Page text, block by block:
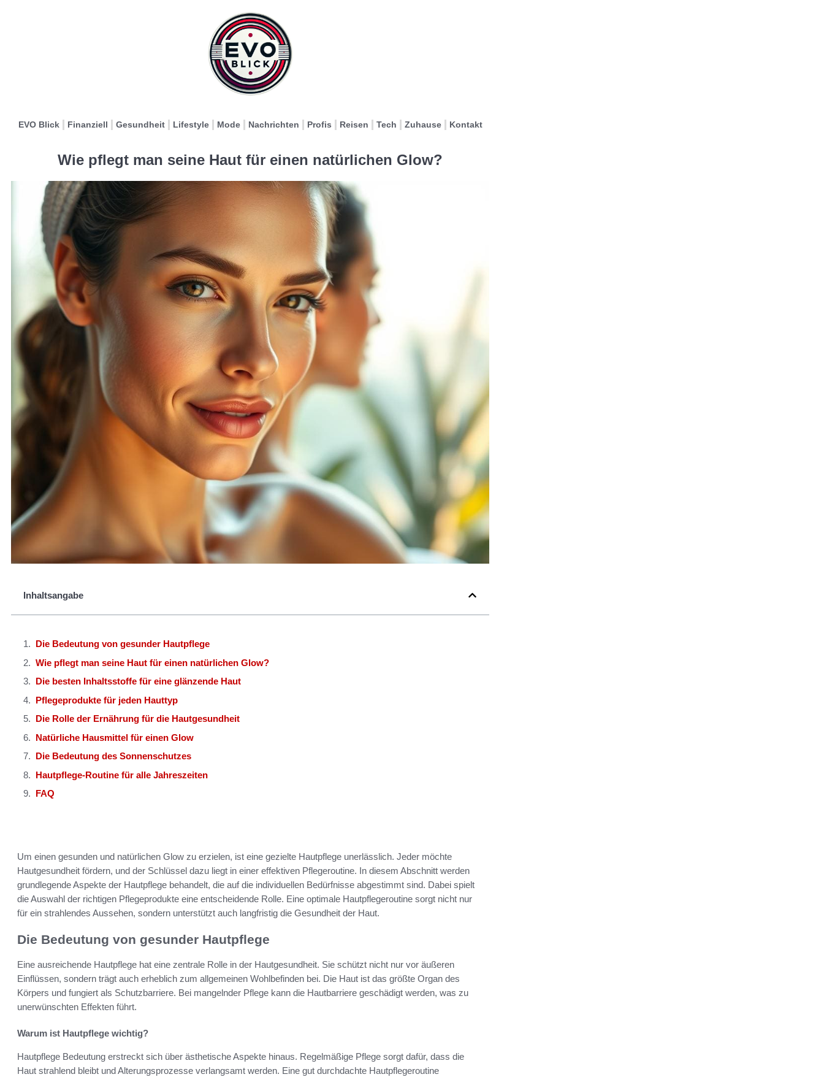
EVO Blick Finanziell Gesundheit Lifestyle Mode Nachrichten Profis Reisen Tech Zuhause Kontakt
Wie pflegt man seine Haut für einen natürlichen Glow?
Inhaltsangabe
Die Bedeutung von gesunder Hautpflege
Wie pflegt man seine Haut für einen natürlichen Glow?
Die besten Inhaltsstoffe für eine glänzende Haut
Pflegeprodukte für jeden Hauttyp
Die Rolle der Ernährung für die Hautgesundheit
Natürliche Hausmittel für einen Glow
Die Bedeutung des Sonnenschutzes
Hautpflege-Routine für alle Jahreszeiten
FAQ
Um einen gesunden und natürlichen Glow zu erzielen, ist eine gezielte Hautpflege unerlässlich. Jeder möchte
Hautgesundheit fördern, und der Schlüssel dazu liegt in einer effektiven Pflegeroutine. In diesem Abschnitt werden
grundlegende Aspekte der Hautpflege behandelt, die auf die individuellen Bedürfnisse abgestimmt sind. Dabei spielt
die Auswahl der richtigen Pflegeprodukte eine entscheidende Rolle. Eine optimale Hautpflegeroutine sorgt nicht nur
für ein strahlendes Aussehen, sondern unterstützt auch langfristig die Gesundheit der Haut.
Die Bedeutung von gesunder Hautpflege
Eine ausreichende Hautpflege hat eine zentrale Rolle in der Hautgesundheit. Sie schützt nicht nur vor äußeren
Einflüssen, sondern trägt auch erheblich zum allgemeinen Wohlbefinden bei. Die Haut ist das größte Organ des
Körpers und fungiert als Schutzbarriere. Bei mangelnder Pflege kann die Hautbarriere geschädigt werden, was zu
unerwünschten Effekten führt.
Warum ist Hautpflege wichtig?
Hautpflege Bedeutung erstreckt sich über ästhetische Aspekte hinaus. Regelmäßige Pflege sorgt dafür, dass die
Haut strahlend bleibt und Alterungsprozesse verlangsamt werden. Eine gut durchdachte Hautpflegeroutine